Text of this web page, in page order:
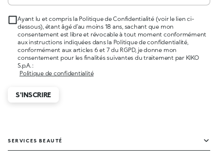
Ayant lu et compris la Politique de Confidentialité (voir le lien ci-
dessous), étant âgé d’au moins 18 ans, sachant que mon
consentement est libre et révocable à tout moment conformément
aux instructions indiquées dans la Politique de confidentialité,
conformément aux articles 6 et 7 du RGPD, je donne mon
consentement pour les finalités suivantes du traitement par KIKO
S.p.A. :
Politique de confidentialité
S'INSCRIRE
SERVICES BEAUTÉ